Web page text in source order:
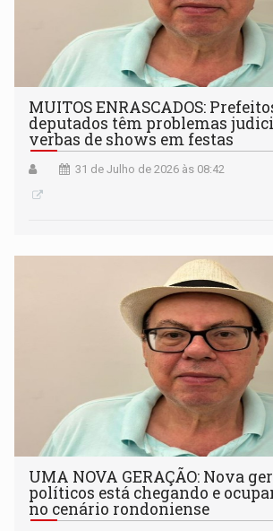
MUITOS ENRASCADOS:
deputados têm problemas
verbas de shows em festas
31 de Julho de 2026 às 08:42
UMA NOVA GERAÇÃO: Nova
políticos está chegando e
no cenário rondoniense